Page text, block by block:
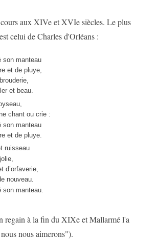
aux XIVe et XVIe siècles. Le plus
celui de Charles d'Orléans :
son manteau
et de pluye,
et beau.
chant ou crie :
son manteau
et de pluye.
ruisseau
d’orfaverie,
nouveau.
manteau.
regain à la fin du XIXe et Mallarmé l'a
nous aimerons").